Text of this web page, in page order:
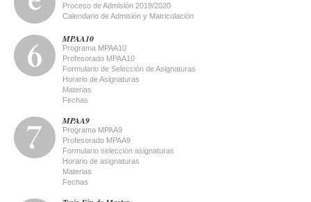
Proceso de Admisión 2019/2020
Calendario de Admisión y Matriculación
MPAA10
Programa MPAA10
Profesorado MPAA10
Formulario de Selección de Asignaturas
Horario de Asignaturas
Materias
Fechas
MPAA9
Programa MPAA9
Profesorado MPAA9
Formulario selección asignaturas
Horario de asignaturas
Materias
Fechas